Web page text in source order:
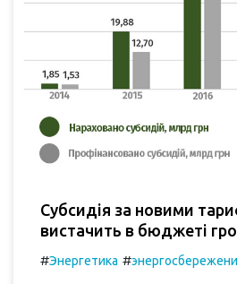
Субсидія за новими
вистачить в бюджеті
#Энергетика #